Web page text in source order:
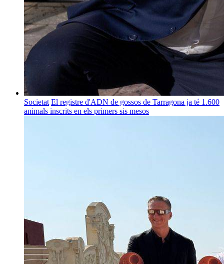
Societat El registre d'ADN de gossos de Tarragona ja té 1.600
animals inscrits en els primers sis mesos